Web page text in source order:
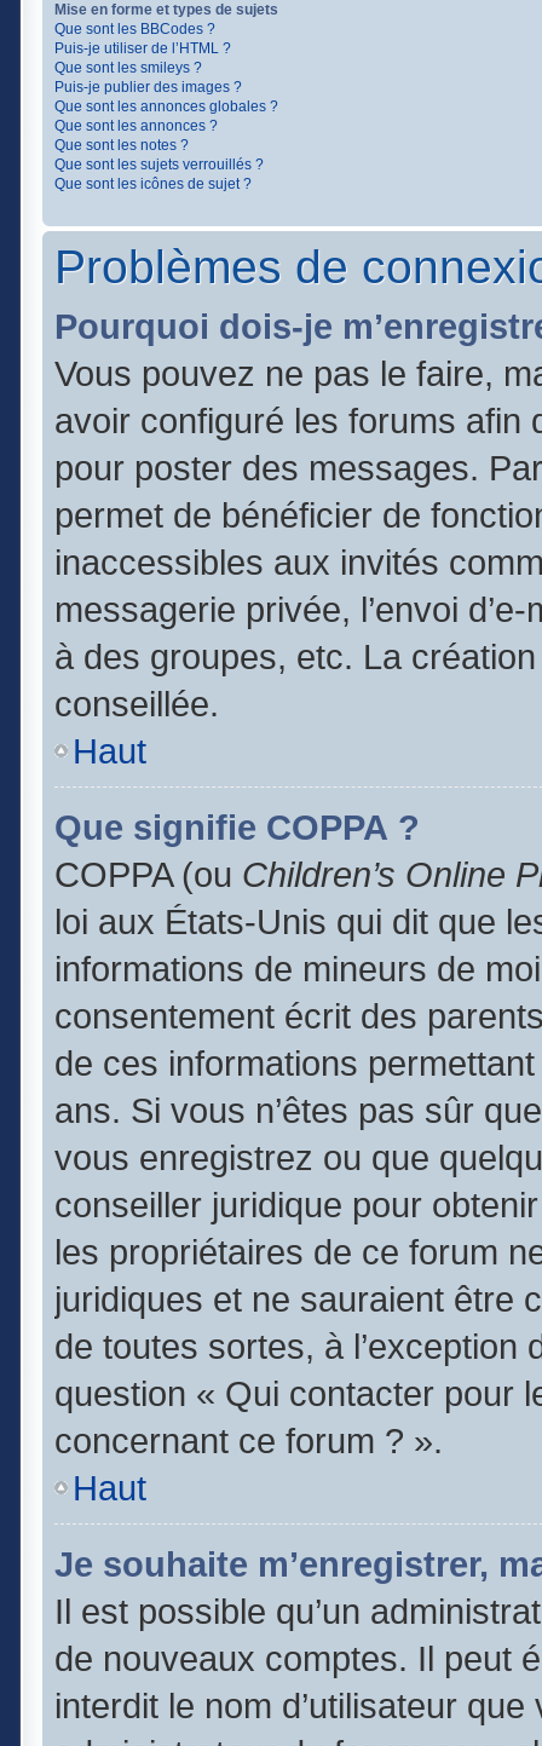
Mise en forme et types de sujets
Que sont les BBCodes ?
Puis-je utiliser de l’HTML ?
Que sont les smileys ?
Puis-je publier des images ?
Que sont les annonces globales ?
Que sont les annonces ?
Que sont les notes ?
Que sont les sujets verrouillés ?
Que sont les icônes de sujet ?
Problèmes de
Pourquoi dois-je
Vous pouvez ne pas le faire,
avoir configuré les forums afin
pour poster des messages.
permet de bénéficier de
inaccessibles aux invités
messagerie privée, l’envoi
à des groupes, etc. La
conseillée.
Haut
Que signifie COPPA ?
COPPA (ou Children’s Online
loi aux États-Unis qui dit que
informations de mineurs de
consentement écrit des
de ces informations
ans. Si vous n’êtes pas sûr
vous enregistrez ou que
conseiller juridique pour
les propriétaires de ce forum
juridiques et ne sauraient être
de toutes sortes, à l’exception
question « Qui contacter pour
concernant ce forum ? ».
Haut
Je souhaite m’enregistrer,
Il est possible qu’un
de nouveaux comptes. Il peut
interdit le nom d’utilisateur